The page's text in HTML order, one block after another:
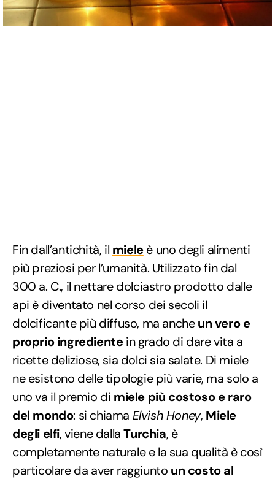
Fin dall’antichità, il mieleè uno degli alimenti
più preziosi per l’umanità. Utilizzato fin dal
300 a. C., il nettare dolciastro prodotto dalle
api è diventato nel corso dei secoli il
dolcificante più diffuso, ma ancheun vero e
proprio ingredientein grado di dare vita a
ricette deliziose, sia dolci sia salate. Di miele
ne esistono delle tipologie più varie, ma solo a
uno va il premio di miele più costoso e raro
del mondo: si chiama Elvish Honey, Miele
degli elfi, viene dallaTurchia, è
completamente naturale e la sua qualità è così
particolare da aver raggiunto un costo al